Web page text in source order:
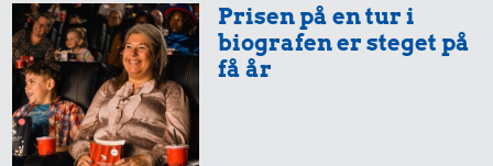
Prisen på en tur i
biografen er steget på
få år